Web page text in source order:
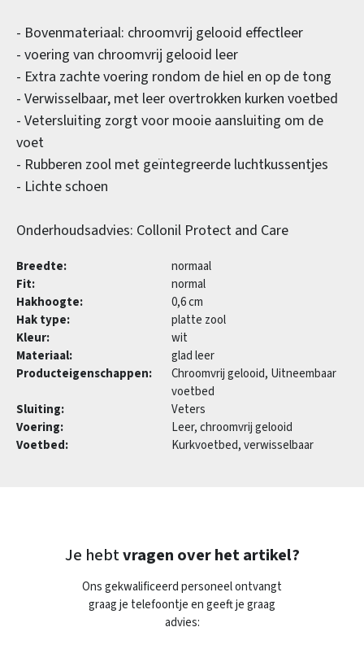
- Bovenmateriaal: chroomvrij gelooid effectleer
- voering van chroomvrij gelooid leer
- Extra zachte voering rondom de hiel en op de tong
- Verwisselbaar, met leer overtrokken kurken voetbed
- Vetersluiting zorgt voor mooie aansluiting om de
voet
- Rubberen zool met geïntegreerde luchtkussentjes
- Lichte schoen
Onderhoudsadvies: Collonil Protect and Care
Breedte:
normaal
Fit:
normal
Hakhoogte:
0,6 cm
Hak type:
platte zool
Kleur:
wit
Materiaal:
glad leer
Producteigenschappen:
Chroomvrij gelooid, Uitneembaar
voetbed
Sluiting:
Veters
Voering:
Leer, chroomvrij gelooid
Voetbed:
Kurkvoetbed, verwisselbaar
Je hebtvragen over het artikel?
Ons gekwalificeerd personeel ontvangt
graag je telefoontje en geeft je graag
advies: